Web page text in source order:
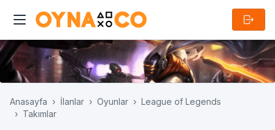
Anasayfa İlanlar Oyunlar
League of Legends
Takımlar